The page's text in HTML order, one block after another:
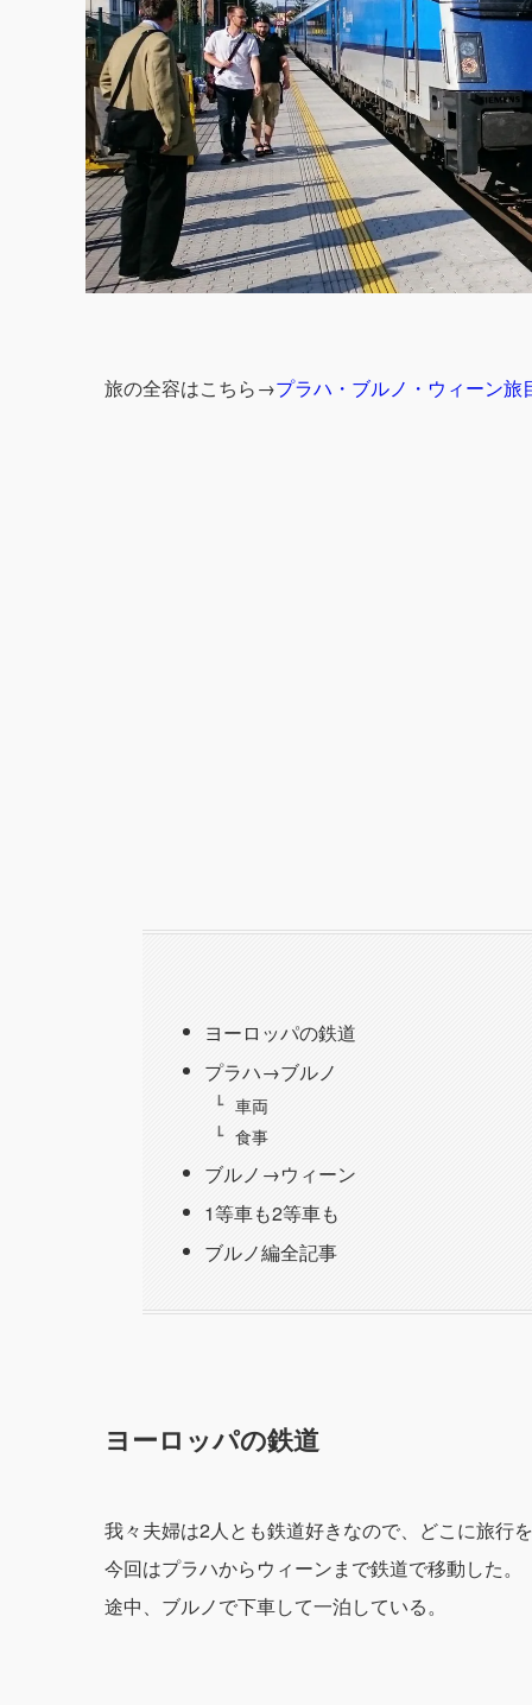
旅の全容はこちら→プラハ・ブルノ・ウィーン旅
ヨーロッパの鉄道
プラハ→ブルノ
車両
食事
ブルノ→ウィーン
1等車も2等車も
ブルノ編全記事
ヨーロッパの鉄道
我々夫婦は2人とも鉄道好きなので、どこに旅行
今回はプラハからウィーンまで鉄道で移動した。
途中、ブルノで下車して一泊している。